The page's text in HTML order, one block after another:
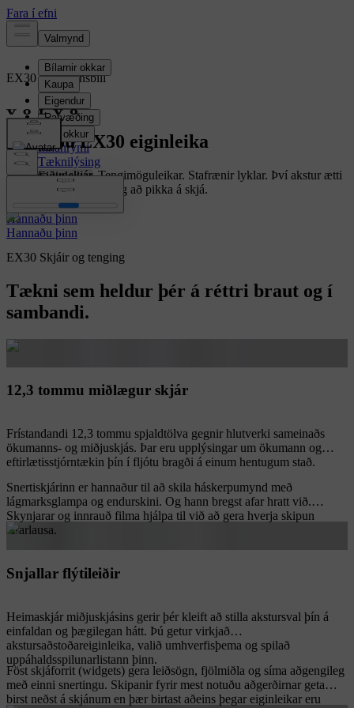
EX30 Rafmagnsbíll
Yfirlit
Innanrými
Tæknilýsing
Eiginleikar
Hannaðu þinn
Hannaðu þinn
Skoðaðu EX30 eiginleika
Einn hraður skjár. Tengimöguleikar. Stafrænir lyklar. Því akstur ætti
að vera jafn eðlilegur og að pikka á skjá.
EX30 Skjáir og tenging
Tækni sem heldur þér á réttri braut og í
sambandi.
12,3 tommu miðlægur skjár
Frístandandi 12,3 tommu spjaldtölva gegnir hlutverki sameinaðs
ökumanns- og miðjuskjás. Þar eru upplýsingar um ökumann og
eftirlætisstjórntækin þín í fljótu bragði á einum hentugum stað.
Snertiskjárinn er hannaður til að skila háskerpumynd með
lágmarksglampa og endurskini. Og hann bregst afar hratt við.
Skynjarar og innrauð filma hjálpa til við að gera hverja skipun
tafarlausa.
Snjallar flýtileiðir
Heimaskjár miðjuskjásins gerir þér kleift að stilla akstursval þín á
einfaldan og þægilegan hátt. Þú getur virkjað
akstursaðstoðareiginleika, valið umhverfisþema og spilað
uppáhaldsspilunarlistann þinn.
Föst skjáforrit (widgets) gera leiðsögn, fjölmiðla og síma aðgengileg
með einni snertingu. Skipanir fyrir mest notuðu aðgerðirnar geta
birst neðst á skjánum en þær birtast aðeins þegar eiginleikar eru